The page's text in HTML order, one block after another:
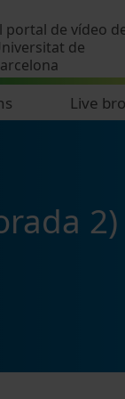
portal de vídeo
de
Live
2)